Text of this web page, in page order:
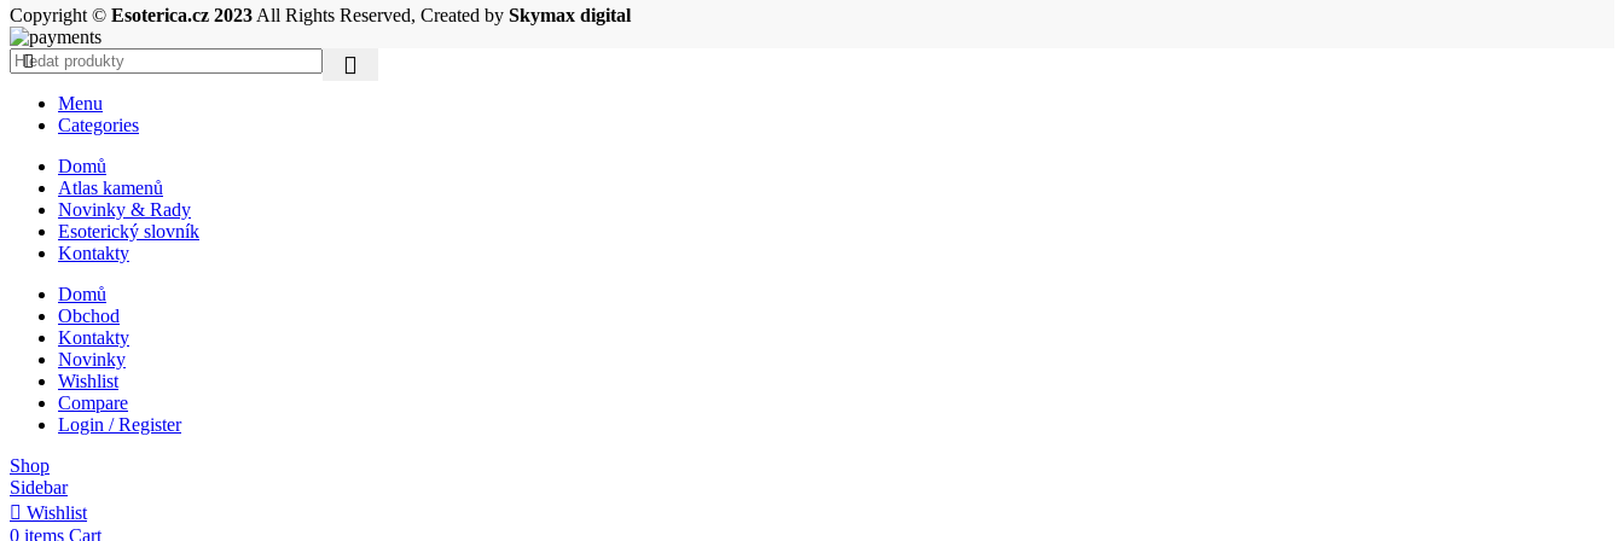
Copyright © Esoterica.cz 2023 All Rights Reserved, Created by Skymax digital
Menu
Categories
Domů
Atlas kamenů
Novinky & Rady
Esoterický slovník
Kontakty
Domů
Obchod
Kontakty
Novinky
Wishlist
Compare
Login / Register
Shop
Sidebar
Wishlist
0 items Cart